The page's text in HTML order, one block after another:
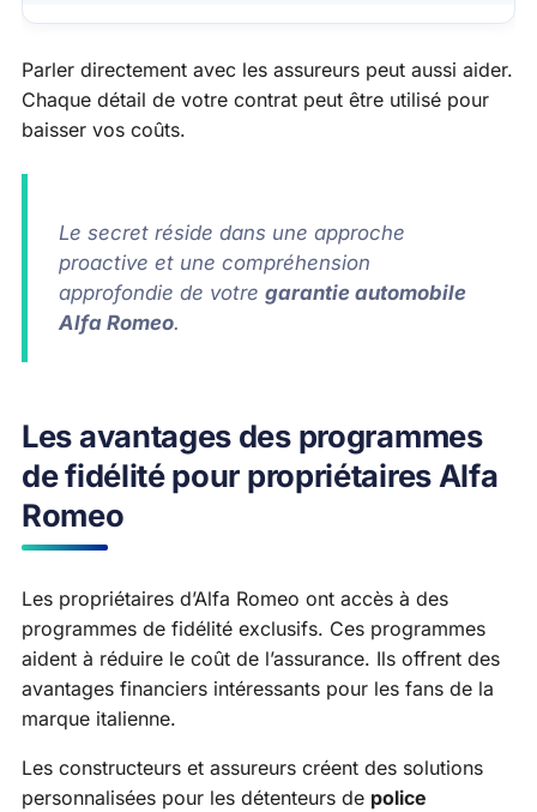
Parler directement avec les assureurs peut aussi aider.
Chaque détail de votre contrat peut être utilisé pour
baisser vos coûts.
Le secret réside dans une approche
proactive et une compréhension
approfondie de votre garantie automobile
Alfa Romeo.
Les avantages des programmes
de fidélité pour propriétaires Alfa
Romeo
Les propriétaires d’Alfa Romeo ont accès à des
programmes de fidélité exclusifs. Ces programmes
aident à réduire le coût de l’assurance. Ils offrent des
avantages financiers intéressants pour les fans de la
marque italienne.
Les constructeurs et assureurs créent des solutions
personnalisées pour les détenteurs de police